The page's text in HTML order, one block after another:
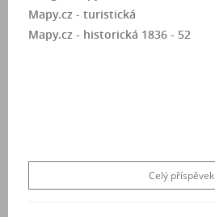
Mapy.cz - turistická
Mapy.cz - historická 1836 - 52
Celý příspěvek